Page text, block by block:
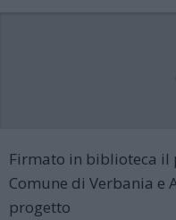
Firmato in biblioteca il
Comune di Verbania e
progetto